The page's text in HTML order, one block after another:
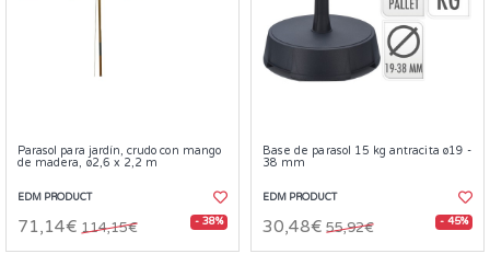
Parasol para jardín, crudo con mango
de madera, ø2,6 x 2,2 m
EDM PRODUCT
71,14€ 114,15€ - 38%
Base de parasol 15 kg antracita ø19 -
38 mm
EDM PRODUCT
30,48€ 55,92€ - 45%